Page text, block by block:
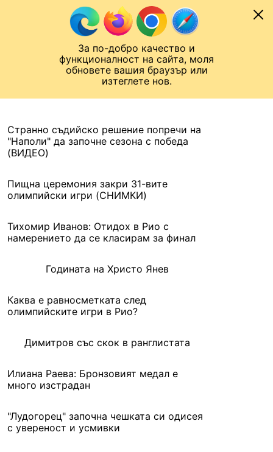
За по-добро качество и
функционалност на сайта, моля
обновете вашия браузър или
изтеглете нов.
Към съдържанието
Лига на Конференциите
Странно съдийско решение попречи на
"Наполи" да започне сезона с победа
(ВИДЕО)
Пищна церемония закри 31-вите
олимпийски игри (СНИМКИ)
Тихомир Иванов: Отидох в Рио с
намерението да се класирам за финал
Годината на Христо Янев
Каква е равносметката след
олимпийските игри в Рио?
Димитров със скок в ранглистата
Илиана Раева: Бронзовият медал е
много изстрадан
"Лудогорец" започна чешката си одисея
с увереност и усмивки